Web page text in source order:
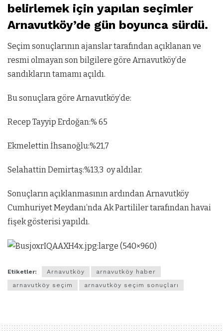
belirlemek için yapılan seçimler
Arnavutköy’de gün boyunca sürdü.
Seçim sonuçlarının ajanslar tarafından açıklanan ve
resmi olmayan son bilgilere göre Arnavutköy’de
sandıkların tamamı açıldı.
Bu sonuçlara göre Arnavutköy’de:
Recep Tayyip Erdoğan:% 65
Ekmelettin İhsanoğlu:%21,7
Selahattin Demirtaş:%13,3 oy aldılar.
Sonuçların açıklanmasının ardından Arnavutköy
Cumhuriyet Meydanı’nda Ak Partililer tarafından havai
fişek gösterisi yapıldı.
Etiketler: Arnavutköy
arnavutköy haber
arnavutköy seçim
arnavutköy seçim sonuçları